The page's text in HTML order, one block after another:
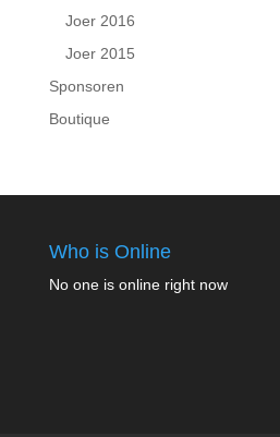
Joer 2016
Joer 2015
Sponsoren
Boutique
Who is Online
No one is online right now